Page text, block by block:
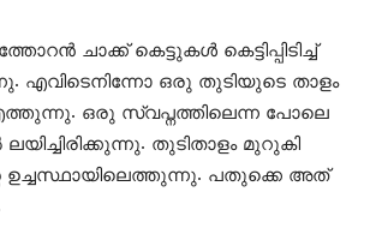
ചാക്ക് കെട്ടുകൾ കെട്ടിപ്പിടിച്ച്
എവിടെനിന്നോ ഒരു തുടിയുടെ താളം
ഒരു സ്വപ്നത്തിലെന്ന പോലെ
തുടിതാളം മുറുകി
ഉച്ചസ്ഥായിലെത്തുന്നു. പതുക്കെ അത്